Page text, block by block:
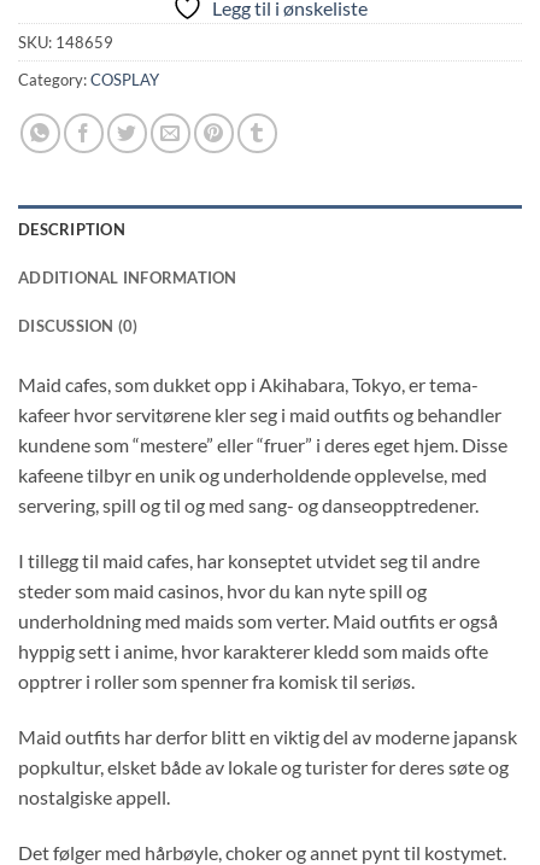
Legg til i ønskeliste
SKU: 148659
Category:COSPLAY
DESCRIPTION
ADDITIONAL INFORMATION
DISCUSSION (0)
Maid cafes, som dukket opp i Akihabara, Tokyo, er tema-
kafeer hvor servitørene kler seg i maid outfits og behandler
kundene som “mestere” eller “fruer” i deres eget hjem. Disse
kafeene tilbyr en unik og underholdende opplevelse, med
servering, spill og til og med sang- og danseopptredener.
I tillegg til maid cafes, har konseptet utvidet seg til andre
steder som maid casinos, hvor du kan nyte spill og
underholdning med maids som verter. Maid outfits er også
hyppig sett i anime, hvor karakterer kledd som maids ofte
opptrer i roller som spenner fra komisk til seriøs.
Maid outfits har derfor blitt en viktig del av moderne japansk
popkultur, elsket både av lokale og turister for deres søte og
nostalgiske appell.
Det følger med hårbøyle, choker og annet pynt til kostymet.